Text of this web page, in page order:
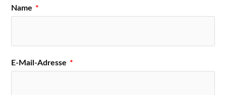
Name *
E-Mail-Adresse *